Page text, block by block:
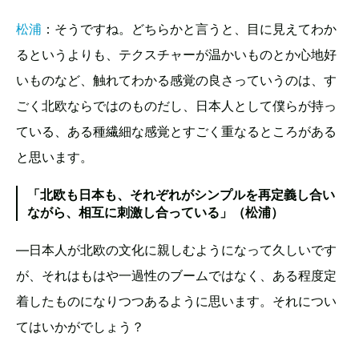
松浦 ：そうですね。どちらかと言うと、目に見えてわか
るというよりも、テクスチャーが温かいものとか心地好
いものなど、触れてわかる感覚の良さっていうのは、す
ごく北欧ならではのものだし、日本人として僕らが持っ
ている、ある種繊細な感覚とすごく重なるところがある
と思います。
「北欧も日本も、それぞれがシンプルを再定義し合い
ながら、相互に刺激し合っている」（松浦）
—日本人が北欧の文化に親しむようになって久しいです
が、それはもはや一過性のブームではなく、ある程度定
着したものになりつつあるように思います。それについ
てはいかがでしょう？